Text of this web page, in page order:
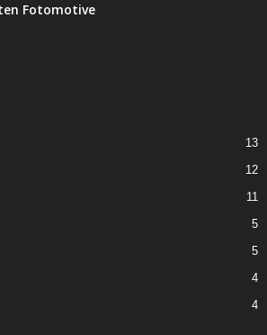
Fotomotive
13
12
11
5
5
4
4